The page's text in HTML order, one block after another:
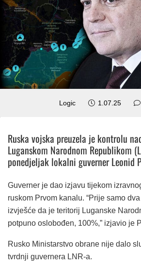
Logic 1.07.25
Ruska vojska preuzela je kontrolu
Luganskom Narodnom Republikom
ponedjeljak lokalni guverner Leonid
Guverner je dao izjavu tijekom
ruskom Prvom kanalu. “Prije samo
izvješće da je teritorij Luganske
potpuno oslobođen, 100%,” izjavio je
Rusko Ministarstvo obrane nije dalo
tvrdnji guvernera LNR-a.